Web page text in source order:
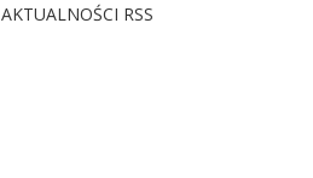
AKTUALNOŚCI RSS